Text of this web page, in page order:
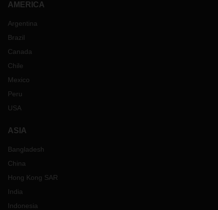
AMERICA
Argentina
Brazil
Canada
Chile
Mexico
Peru
USA
ASIA
Bangladesh
China
Hong Kong SAR
India
Indonesia